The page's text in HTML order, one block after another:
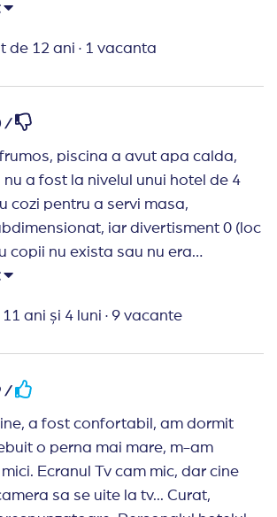
au facut curat de 4 ori!), la
(am solicitat la receptie),
11AM-23PM all inclusive bauturi
vedere foarte bune fata de alte
care am fost), cafeaua cred ca era
pe care ti-l poti lua singur de la
discretie, intre 16PM-17:30PM
au un cocktail f bun, Little
baietelul meu a baut si i-a placut f
La tv erau mai multe
de vis cu marea!!! Dimineata
in mare, seara apusul soarelui in
am avut uscator de haine, masa si
mare cu umerase, halat de
de cusut, burete de pantofi,
destule. Bauturi in frigider si dulciuri
de 12 ani · 1 vacanta
/
piscina a avut apa calda,
a fost la nivelul unui hotel de 4
cozi pentru a servi masa,
iar divertisment 0 (loc
copii nu exista sau nu era
nu au fost, seri disco pentru
ani și 4 luni · 9 vacante
/
a fost confortabil, am dormit
o perna mai mare, m-am
Ecranul Tv cam mic, dar cine
sa se uite la tv... Curat,